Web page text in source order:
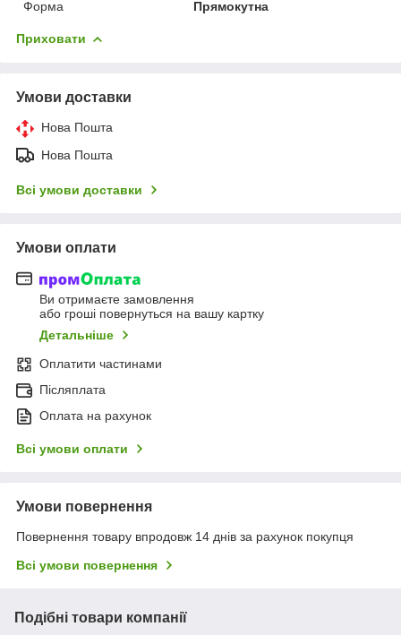
Форма
Прямокутна
Приховати
Умови доставки
Нова Пошта
Нова Пошта
Всі умови доставки
Умови оплати
Ви отримаєте замовлення
або гроші повернуться на вашу картку
Детальніше
Оплатити частинами
Післяплата
Оплата на рахунок
Всі умови оплати
Умови повернення
Повернення товару впродовж 14 днів за рахунок покупця
Всі умови повернення
Подібні товари компанії